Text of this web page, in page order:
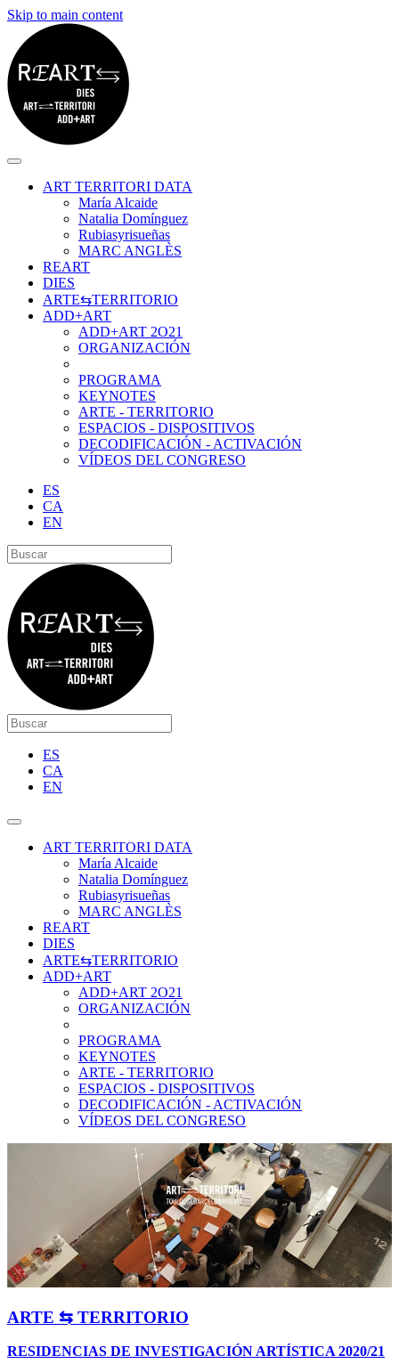
Skip to main content
ART TERRITORI DATA
María Alcaide
Natalia Domínguez
Rubiasyrisueñas
MARC ANGLÈS
REART
DIES
ARTE⇆TERRITORIO
ADD+ART
ADD+ART 2O21
ORGANIZACIÓN
PROGRAMA
KEYNOTES
ARTE - TERRITORIO
ESPACIOS - DISPOSITIVOS
DECODIFICACIÓN - ACTIVACIÓN
VÍDEOS DEL CONGRESO
ES
CA
EN
ES
CA
EN
ART TERRITORI DATA
María Alcaide
Natalia Domínguez
Rubiasyrisueñas
MARC ANGLÈS
REART
DIES
ARTE⇆TERRITORIO
ADD+ART
ADD+ART 2O21
ORGANIZACIÓN
PROGRAMA
KEYNOTES
ARTE - TERRITORIO
ESPACIOS - DISPOSITIVOS
DECODIFICACIÓN - ACTIVACIÓN
VÍDEOS DEL CONGRESO
ARTE ⇆ TERRITORIO
RESIDENCIAS DE INVESTIGACIÓN ARTÍSTICA 2020/21